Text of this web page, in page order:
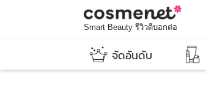
Smart Beauty รีวิวดีบอกต่อ
จัดอันดับ